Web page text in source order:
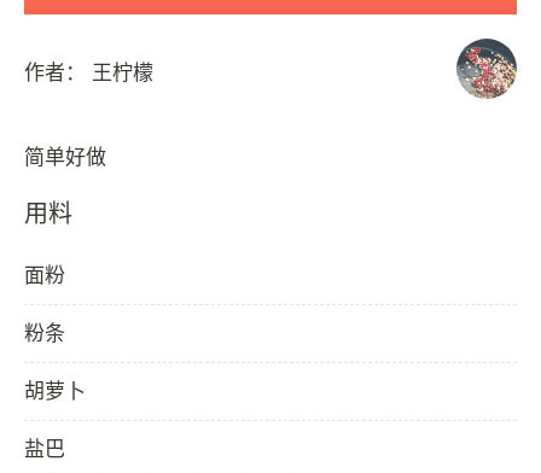
作者： 王柠檬
用料
面粉
粉条
胡萝卜
盐巴